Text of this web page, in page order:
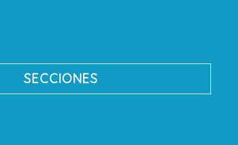
SECCIONES